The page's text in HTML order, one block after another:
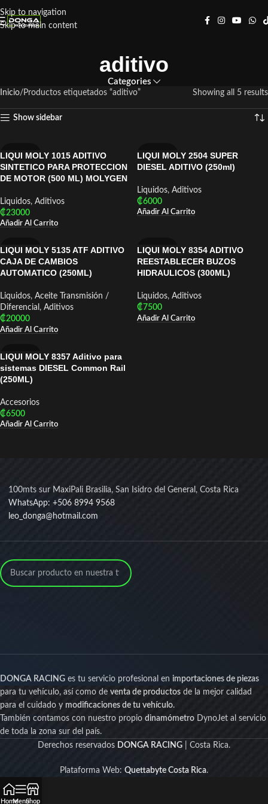
Skip to navigation
Skip to main content
aditivo
Categories
Inicio Productos etiquetados “aditivo” Showing all 5 results
Show sidebar
LIQUI MOLY
LIQUI MOLY 1015 ADITIVO
SINTETICO PARA PROTECCION
DE MOTOR (500 ML) MOLYGEN
Liquidos, Aditivos
₡23000
Añadir Al Carrito
LIQUI MOLY
LIQUI MOLY 2504 SUPER
DIESEL ADITIVO (250ml)
Liquidos, Aditivos
₡6000
Añadir Al Carrito
LIQUI MOLY
LIQUI MOLY 5135 ATF ADITIVO
CAJA DE CAMBIOS
AUTOMATICO (250ML)
Liquidos, Aceite Transmisión /
Diferencial , Aditivos
₡20000
Añadir Al Carrito
LIQUI MOLY
LIQUI MOLY 8354 ADITIVO
REESTABLECER BUZOS
HIDRAULICOS (300ML)
Liquidos, Aditivos
₡7500
Añadir Al Carrito
LIQUI MOLY
LIQUI MOLY 8357 Aditivo para
sistemas DIESEL Common Rail
(250ML)
Accesorios
₡6500
Añadir Al Carrito
100mts sur MaxiPali Brasilia, San Isidro del General, Costa Rica
WhatsApp: +506 8994 9568
leo_donga@hotmail.com
DONGA RACING es tu servicio profesional en importaciones de piezas
para tu vehículo, así como de venta de productos de la mejor calidad
para el cuidado y modificaciones de tu vehículo.
También contamos con nuestro propio dinamómetro DynoJet al servicio
de toda la zona sur del país.
Derechos reservados DONGA RACING | Costa Rica.
Plataforma Web: Quettabyte Costa Rica.
HomeMenuShop